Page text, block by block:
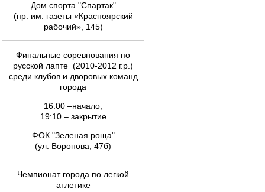
Дом спорта "Спартак"
(пр. им. газеты «Красноярский
рабочий», 145)
Финальные соревнования по
русской лапте (2010-2012 г.р.)
среди клубов и дворовых команд
города
16:00 –начало;
19:10 – закрытие
ФОК "Зеленая роща"
(ул. Воронова, 47б)
Чемпионат города по легкой
атлетике